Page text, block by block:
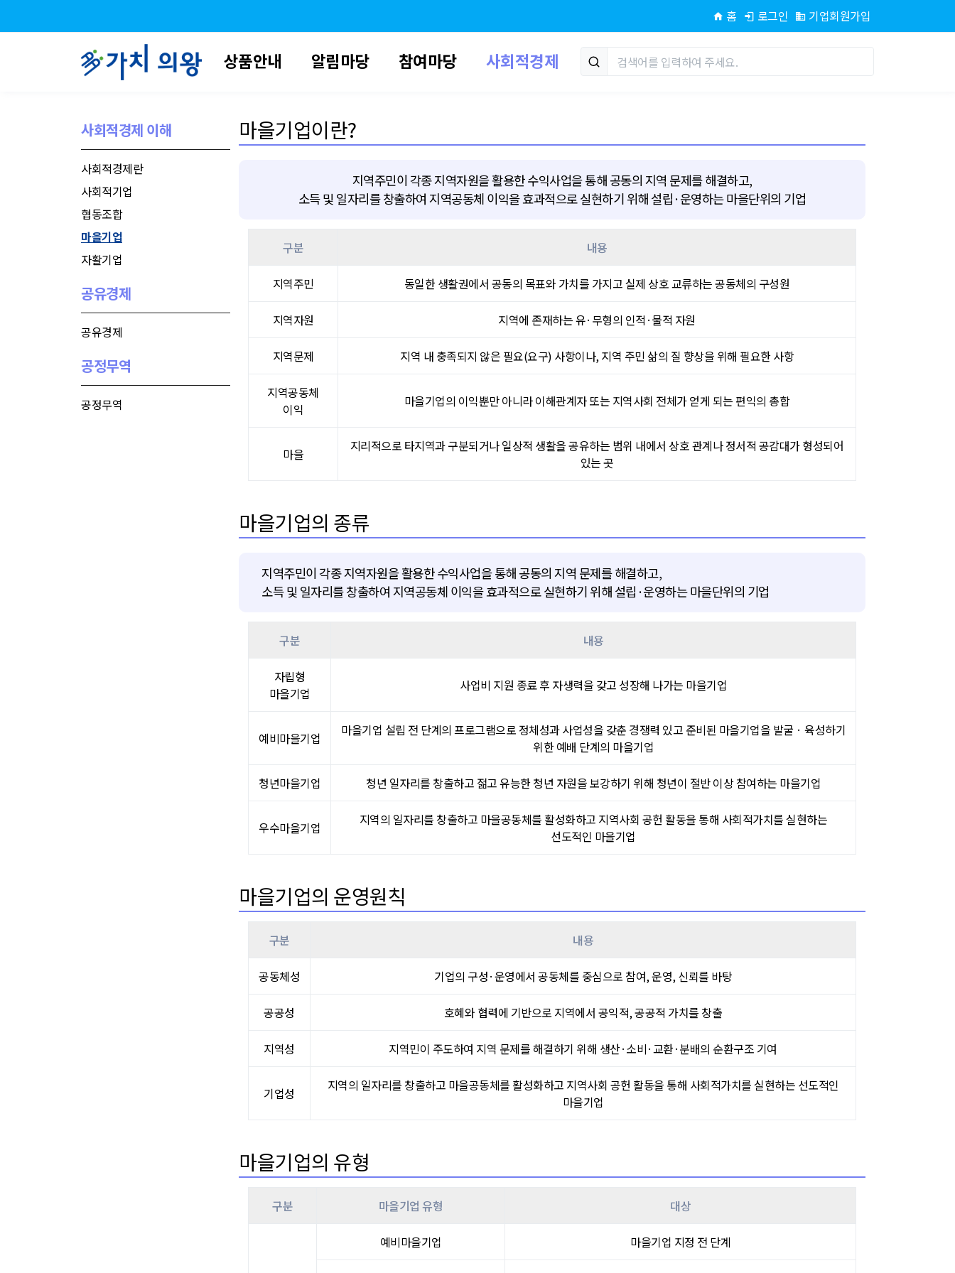
홈 로그인 기업회원가입
상품안내 알림마당 참여마당 사회적경제
사회적경제 이해
사회적경제란
사회적기업
협동조합
마을기업
자활기업
공유경제
공유경제
공정무역
공정무역
마을기업이란?
지역주민이 각종 지역자원을 활용한 수익사업을 통해 공동의 지역 문제를 해결하고,
소득 및 일자리를 창출하여 지역공동체 이익을 효과적으로 실현하기 위해 설립·운영하는 마을단위의 기업
구분 내용
지역주민 동일한 생활권에서 공동의 목표와 가치를 가지고 실제 상호 교류하는 공동체의 구성원
지역자원 지역에 존재하는 유·무형의 인적·물적 자원
지역문제 지역 내 충족되지 않은 필요(요구) 사항이나, 지역 주민 삶의 질 향상을 위해 필요한 사항
지역공동체
이익
마을기업의 이익뿐만 아니라 이해관계자 또는 지역사회 전체가 얻게 되는 편익의 총합
마을
지리적으로 타지역과 구분되거나 일상적 생활을 공유하는 범위 내에서 상호 관계나 정서적 공감대가 형성되어
있는 곳
마을기업의 종류
지역주민이 각종 지역자원을 활용한 수익사업을 통해 공동의 지역 문제를 해결하고,
소득 및 일자리를 창출하여 지역공동체 이익을 효과적으로 실현하기 위해 설립·운영하는 마을단위의 기업
구분 내용
자립형
마을기업
사업비 지원 종료 후 자생력을 갖고 성장해 나가는 마을기업
예비마을기업
마을기업 설립 전 단계의 프로그램으로 정체성과 사업성을 갖춘 경쟁력 있고 준비된 마을기업을 발굴 · 육성하기
위한 예배 단계의 마을기업
청년마을기업 청년 일자리를 창출하고 젊고 유능한 청년 자원을 보강하기 위해 청년이 절반 이상 참여하는 마을기업
우수마을기업
지역의 일자리를 창출하고 마을공동체를 활성화하고 지역사회 공헌 활동을 통해 사회적가치를 실현하는
선도적인 마을기업
마을기업의 운영원칙
구분 내용
공동체성 기업의 구성·운영에서 공동체를 중심으로 참여, 운영, 신뢰를 바탕
공공성 호혜와 협력에 기반으로 지역에서 공익적, 공공적 가치를 창출
지역성 지역민이 주도하여 지역 문제를 해결하기 위해 생산·소비·교환·분배의 순환구조 기여
기업성
지역의 일자리를 창출하고 마을공동체를 활성화하고 지역사회 공헌 활동을 통해 사회적가치를 실현하는 선도적인
마을기업
마을기업의 유형
구분 마을기업 유형 대상
예비마을기업 마을기업 지정 전 단계